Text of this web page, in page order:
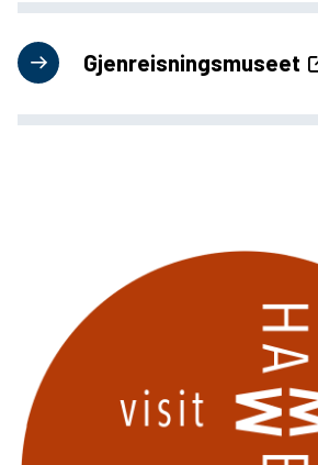
e
Gjenreisningsmuseet